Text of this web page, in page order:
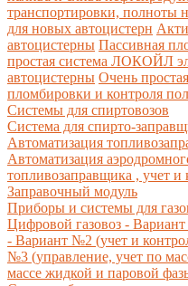
транспортировки, полноты
для новых автоцистерн
автоцистерны Пассивная
простая система ЛОКОЙЛ
автоцистерны Очень
пломбировки и контроля
Системы для спиртовозов
Система для спирто-
Автоматизация
Автоматизация
топливозаправщика , учет и
Заправочный модуль
Приборы и системы для
Цифровой газовоз -
- Вариант №2 (учет и
№3 (управление, учет по
массе жидкой и паровой